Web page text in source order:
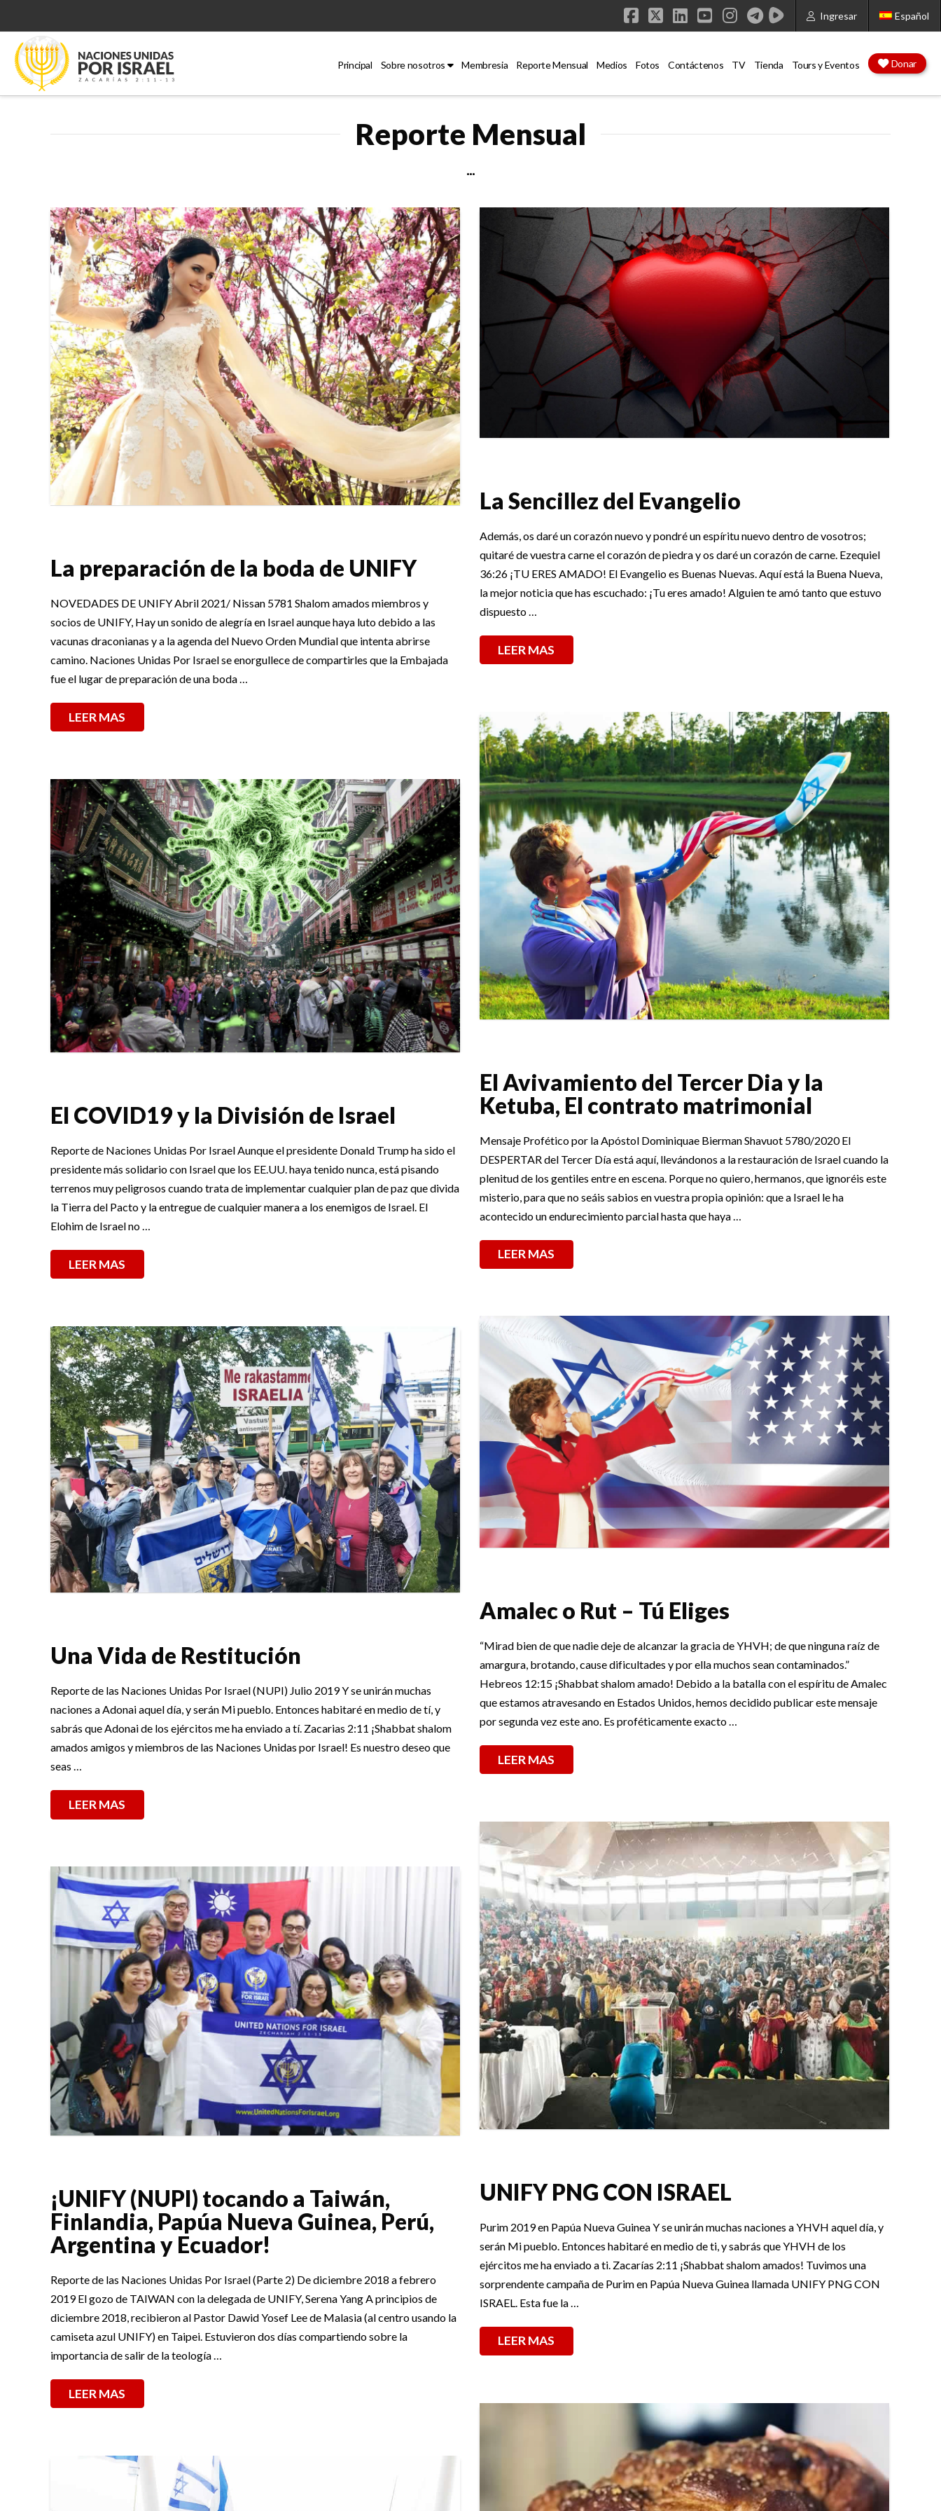
Ingresar Español
Facebook
X LinkedIn
YouTube
Instagram
Principal Sobre nosotros Membresia Reporte Mensual Medios Fotos Contáctenos TV Tienda Tours y Eventos Donar
Reporte Mensual
...
La preparación de la boda de UNIFY
NOVEDADES DE UNIFY Abril 2021/ Nissan 5781 Shalom amados miembros y
socios de UNIFY, Hay un sonido de alegría en Israel aunque haya luto debido a las
vacunas draconianas y a la agenda del Nuevo Orden Mundial que intenta abrirse
camino. Naciones Unidas Por Israel se enorgullece de compartirles que la Embajada
fue el lugar de preparación de una boda …
LEER MAS
La Sencillez del Evangelio
Además, os daré un corazón nuevo y pondré un espíritu nuevo dentro de vosotros;
quitaré de vuestra carne el corazón de piedra y os daré un corazón de carne. Ezequiel
36:26 ¡TU ERES AMADO! El Evangelio es Buenas Nuevas. Aquí está la Buena Nueva,
la mejor noticia que has escuchado: ¡Tu eres amado! Alguien te amó tanto que estuvo
dispuesto …
LEER MAS
El Avivamiento del Tercer Dia y la
Ketuba, El contrato matrimonial
Mensaje Profético por la Apóstol Dominiquae Bierman Shavuot 5780/2020 El
DESPERTAR del Tercer Día está aquí, llevándonos a la restauración de Israel cuando la
plenitud de los gentiles entre en escena. Porque no quiero, hermanos, que ignoréis este
misterio, para que no seáis sabios en vuestra propia opinión: que a Israel le ha
acontecido un endurecimiento parcial hasta que haya …
LEER MAS
El COVID19 y la División de Israel
Reporte de Naciones Unidas Por Israel Aunque el presidente Donald Trump ha sido el
presidente más solidario con Israel que los EE.UU. haya tenido nunca, está pisando
terrenos muy peligrosos cuando trata de implementar cualquier plan de paz que divida
la Tierra del Pacto y la entregue de cualquier manera a los enemigos de Israel. El
Elohim de Israel no …
LEER MAS
Amalec o Rut – Tú Eliges
“Mirad bien de que nadie deje de alcanzar la gracia de YHVH; de que ninguna raíz de
amargura, brotando, cause dificultades y por ella muchos sean contaminados.”
Hebreos 12:15 ¡Shabbat shalom amado! Debido a la batalla con el espíritu de Amalec
que estamos atravesando en Estados Unidos, hemos decidido publicar este mensaje
por segunda vez este ano. Es proféticamente exacto …
LEER MAS
Una Vida de Restitución
Reporte de las Naciones Unidas Por Israel (NUPI) Julio 2019 Y se unirán muchas
naciones a Adonai aquel día, y serán Mi pueblo. Entonces habitaré en medio de tí, y
sabrás que Adonai de los ejércitos me ha enviado a tí. Zacarias 2:11 ¡Shabbat shalom
amados amigos y miembros de las Naciones Unidas por Israel! Es nuestro deseo que
seas …
LEER MAS
UNIFY PNG CON ISRAEL
Purim 2019 en Papúa Nueva Guinea Y se unirán muchas naciones a YHVH aquel día, y
serán Mi pueblo. Entonces habitaré en medio de ti, y sabrás que YHVH de los
ejércitos me ha enviado a ti. Zacarías 2:11 ¡Shabbat shalom amados! Tuvimos una
sorprendente campaña de Purim en Papúa Nueva Guinea llamada UNIFY PNG CON
ISRAEL. Esta fue la …
LEER MAS
¡UNIFY (NUPI) tocando a Taiwán,
Finlandia, Papúa Nueva Guinea, Perú,
Argentina y Ecuador!
Reporte de las Naciones Unidas Por Israel (Parte 2) De diciembre 2018 a febrero
2019 El gozo de TAIWAN con la delegada de UNIFY, Serena Yang A principios de
diciembre 2018, recibieron al Pastor Dawid Yosef Lee de Malasia (al centro usando la
camiseta azul UNIFY) en Taipei. Estuvieron dos días compartiendo sobre la
importancia de salir de la teología …
LEER MAS